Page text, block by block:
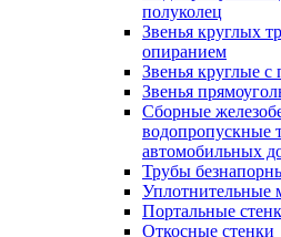
полуколец
Звенья круглых
опиранием
Звенья круглые
Звенья
Сборные
водопропускные
автомобильных
Трубы
Уплотнительные
Портальные
Откосные стенки